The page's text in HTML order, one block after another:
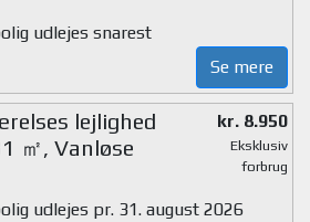
udlejes snarest
Se mere
lejlighed
㎡, Vanløse
kr. 8.950
Eksklusiv
forbrug
udlejes pr. 31. august 2026